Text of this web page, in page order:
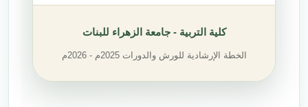
كلية التربية - جامعة الزهراء للبنات
الخطة الإرشادية للورش والدورات 2025م - 2026م